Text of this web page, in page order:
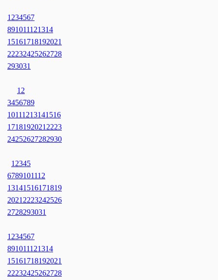
1 234567
891011121314
15161718192021
22232425262728
293031
1 2
3456789
10111213141516
1718192021 2223
24252627282930
1 2345
6789101112
13141516171819
2021 2223242526
2728293031
1 234567
891011121314
15161718192021
22232425262728